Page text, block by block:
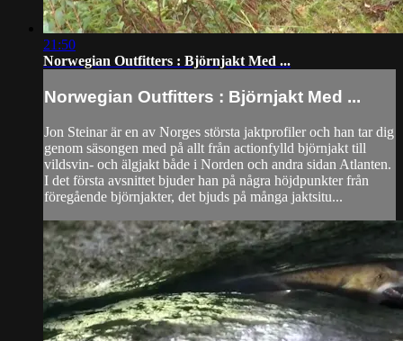
21:50
Norwegian Outfitters : Björnjakt Med ...
Norwegian Outfitters : Björnjakt Med ...
Jon Steinar är en av Norges största jaktprofiler och han tar dig
genom säsongen med på allt från actionfylld björnjakt till
vildsvin- och älgjakt både i Norden och andra sidan Atlanten.
I det första avsnittet bjuder han på några höjdpunkter från
föregående björnjakter, det bjuds på många jaktsitu...